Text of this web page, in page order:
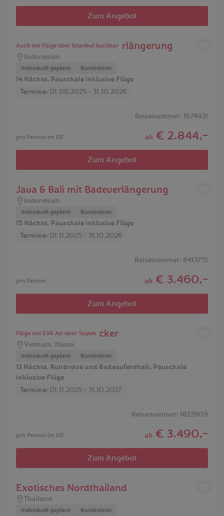
Zum Angebot
Auch mit Flüge über Istanbul buchbar
Bali Erleben mit Badeverlängerung
Indonesien
Individuell geplant Rundreisen
14 Nächte, Pauschale inklusive Flüge
Termine: 01.09.2025 - 31.10.2026
Reisenummer: 1674921
pro Person im DZ ab € 2.844,-
Zum Angebot
Java & Bali mit Badeverlängerung
Indonesien
Individuell geplant Rundreisen
15 Nächte, Pauschale inklusive Flüge
Termine: 01.11.2025 - 31.10.2026
Reisenummer: 8413751
pro Person ab € 3.460,-
Zum Angebot
Flüge mit EVA Air über Taipeh
Vietnam für Entdecker
Vietnam, Hanoi
Individuell geplant Rundreisen
13 Nächte, Rundreise und Badeaufenthalt, Pauschale
inklusive Flüge
Termine: 01.11.2025 - 31.10.2027
Reisenummer: 1822909
pro Person im DZ ab € 3.490,-
Zum Angebot
Exotisches Nordthailand
Thailand
Individuell geplant Rundreisen